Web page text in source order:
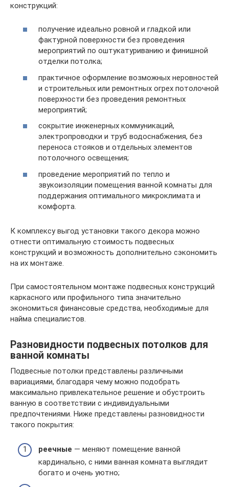
конструкций:
получение идеально ровной и гладкой или
фактурной поверхности без проведения
мероприятий по оштукатуриванию и финишной
отделки потолка;
практичное оформление возможных неровностей
и строительных или ремонтных огрех потолочной
поверхности без проведения ремонтных
мероприятий;
сокрытие инженерных коммуникаций,
электропроводки и труб водоснабжения, без
переноса стояков и отдельных элементов
потолочного освещения;
проведение мероприятий по тепло и
звукоизоляции помещения ванной комнаты для
поддержания оптимального микроклимата и
комфорта.
К комплексу выгод установки такого декора можно
отнести оптимальную стоимость подвесных
конструкций и возможность дополнительно сэкономить
на их монтаже.
При самостоятельном монтаже подвесных конструкций
каркасного или профильного типа значительно
экономиться финансовые средства, необходимые для
найма специалистов.
Разновидности подвесных потолков для
ванной комнаты
Подвесные потолки представлены различными
вариациями, благодаря чему можно подобрать
максимально привлекательное решение и обустроить
ванную в соответствии с индивидуальными
предпочтениями. Ниже представлены разновидности
такого покрытия:
реечные — меняют помещение ванной
кардинально, с ними ванная комната выглядит
богато и очень уютно;